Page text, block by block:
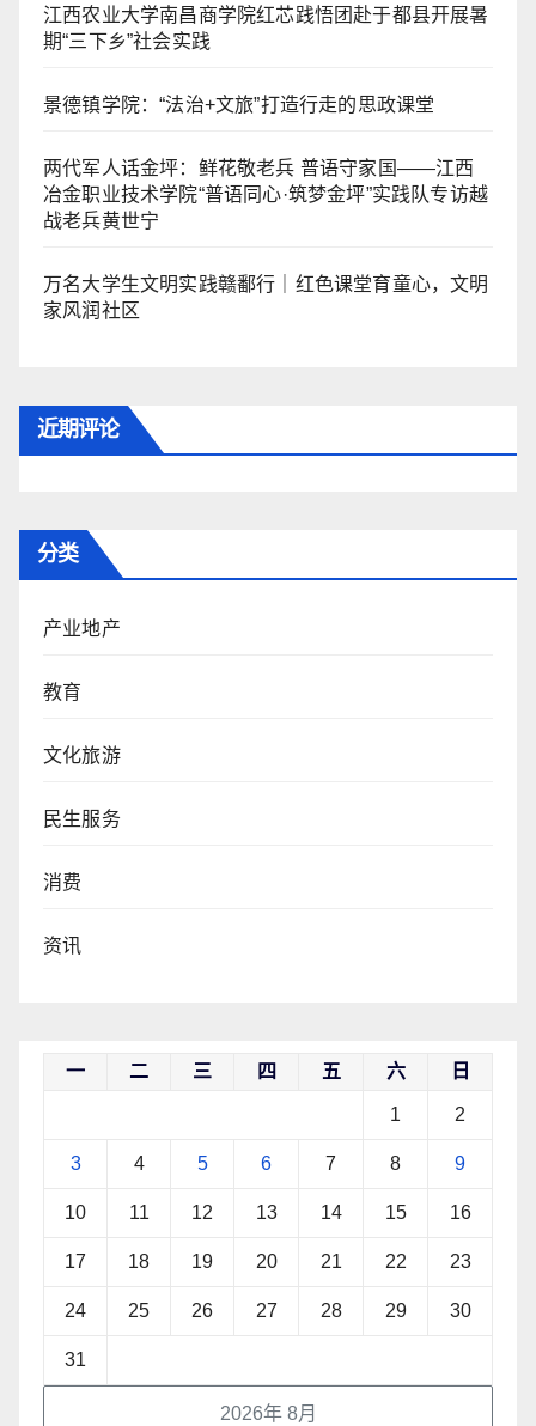
江西农业大学南昌商学院红芯践悟团赴于都县开展暑
期“三下乡”社会实践
景德镇学院：“法治+文旅”打造行走的思政课堂
两代军人话金坪：鲜花敬老兵 普语守家国——江西
冶金职业技术学院“普语同心·筑梦金坪”实践队专访越
战老兵黄世宁
万名大学生文明实践赣鄱行｜红色课堂育童心，文明
家风润社区
近期评论
分类
产业地产
教育
文化旅游
民生服务
消费
资讯
2026年 8月
一 二 三 四 五 六 日
1 2
3 4 5 6 7 8 9
10 11 12 13 14 15 16
17 18 19 20 21 22 23
24 25 26 27 28 29 30
31